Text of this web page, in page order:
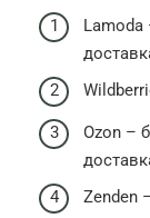
Lamoda
Ozon –
Zenden